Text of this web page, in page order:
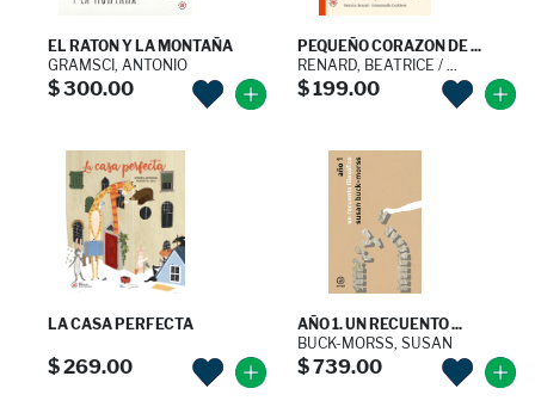
EL RATON Y LA MONTAÑA
GRAMSCI, ANTONIO
$ 300.00
PEQUEÑO CORAZON DE ...
RENARD, BEATRICE / ...
$ 199.00
LA CASA PERFECTA
$ 269.00
AÑO 1. UN RECUENTO ...
BUCK-MORSS, SUSAN
$ 739.00